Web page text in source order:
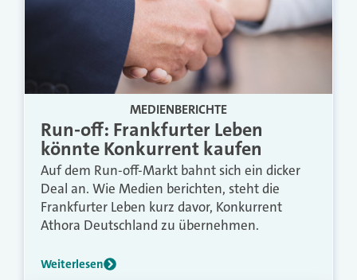
MEDIENBERICHTE
Run-off: Frankfurter Leben
könnte Konkurrent kaufen
Auf dem Run-off-Markt bahnt sich ein dicker
Deal an. Wie Medien berichten, steht die
Frankfurter Leben kurz davor, Konkurrent
Athora Deutschland zu übernehmen.
Weiterlesen